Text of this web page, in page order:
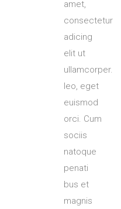
amet,
consectetur
adicing
elit ut
ullamcorper.
leo, eget
euismod
orci. Cum
sociis
natoque
penati
bus et
magnis